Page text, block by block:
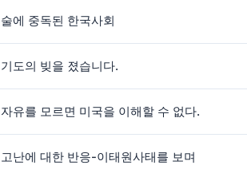
술에 중독된 한국사회
기도의 빚을 졌습니다.
자유를 모르면 미국을 이해할 수 없다.
고난에 대한 반응-이태원사태를 보며